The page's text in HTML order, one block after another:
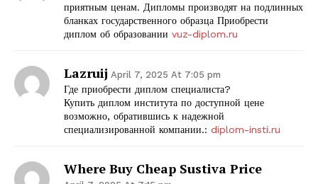
приятным ценам. Дипломы производят на подлинных
бланках государственного образца Приобрести
диплом об образовании vuz-diplom.ru
Lazruij April 7, 2025 At 7:05 pm
Где приобрести диплом специалиста?
Купить диплом института по доступной цене
возможно, обратившись к надежной
специализированной компании.: diplom-insti.ru
Where Buy Cheap Sustiva Price